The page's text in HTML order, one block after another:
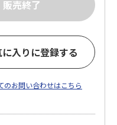
入りに登録する
のお問い合わせはこちら